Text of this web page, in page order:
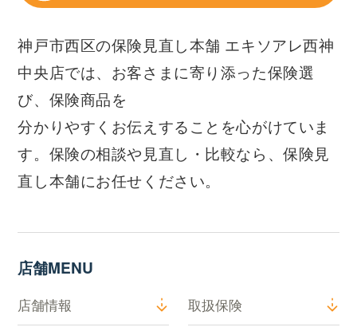
神戸市西区の保険見直し本舗 エキソアレ西神
中央店では、お客さまに寄り添った保険選
び、保険商品を
分かりやすくお伝えすることを心がけていま
す。保険の相談や見直し・比較なら、保険見
直し本舗にお任せください。
店舗MENU
店舗情報 取扱保険